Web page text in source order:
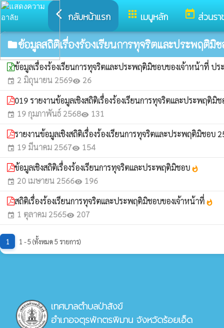
arrow_back_ios กลับหน้าแรก apps เมนูหลัก today ส่วนรา
folderข้อมูลสถิติเรื่องร้องเรียนการทุจริตและประพฤติมิ
ข้อมูลเรื่องร้องเรียนการทุจริตและประพฤติมิชอบของเจ้าหน้าที่
event 2 มิถุนายน 2569visibility 26
019 รายงานข้อมูลเชิงสถิติเรื่องร้องเรียนการทุจริตและประพฤติมิ
event 19 กุมภาพันธ์ 2568visibility 131
รายงานข้อมูลเชิงสถิติเรื่องร้องเรียนการทุจริตและประพฤติมิชอบ
event 19 มีนาคม 2567visibility 154
ข้อมูลเชิงสถิติเรื่องร้องเรียนการทุจริตและประพฤติมิชอบ whatshot
event 20 เมษายน 2566visibility 196
สถิติเรื่องร้องเรียนการทุจริตและประพฤติมิชอบของเจ้าหน้าที่ whatshot
event 1 ตุลาคม 2565visibility 207
1 1 - 5 (ทั้งหมด 5 รายการ)
เทศบาลตำบลป่าสังข์
อำเภอจตุรพักตรพิมาน จังหวัดร้อยเอ็ด